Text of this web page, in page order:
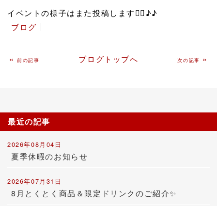
イベントの様子はまた投稿します🙆‍♀️ ♪♪
ブログ
«前の記事 ブログトップへ 次の記事 »
最近の記事
2026年08月04日
夏季休暇のお知らせ
2026年07月31日
8月とくとく商品＆限定ドリンクのご紹介✨